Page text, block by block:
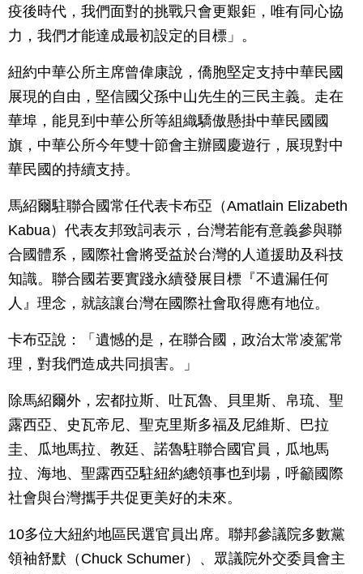
疫後時代，我們面對的挑戰只會更艱鉅，唯有同心協
力，我們才能達成最初設定的目標」。
紐約中華公所主席曾偉康說，僑胞堅定支持中華民國
展現的自由，堅信國父孫中山先生的三民主義。走在
華埠，能見到中華公所等組織驕傲懸掛中華民國國
旗，中華公所今年雙十節會主辦國慶遊行，展現對中
華民國的持續支持。
馬紹爾駐聯合國常任代表卡布亞（Amatlain Elizabeth
Kabua）代表友邦致詞表示，台灣若能有意義參與聯
合國體系，國際社會將受益於台灣的人道援助及科技
知識。聯合國若要實踐永續發展目標『不遺漏任何
人』理念，就該讓台灣在國際社會取得應有地位。
卡布亞說：「遺憾的是，在聯合國，政治太常凌駕常
理，對我們造成共同損害。」
除馬紹爾外，宏都拉斯、吐瓦魯、貝里斯、帛琉、聖
露西亞、史瓦帝尼、聖克里斯多福及尼維斯、巴拉
圭、瓜地馬拉、教廷、諾魯駐聯合國官員，瓜地馬
拉、海地、聖露西亞駐紐約總領事也到場，呼籲國際
社會與台灣攜手共促更美好的未來。
10多位大紐約地區民選官員出席。聯邦參議院多數黨
領袖舒默（Chuck Schumer）、眾議院外交委員會主